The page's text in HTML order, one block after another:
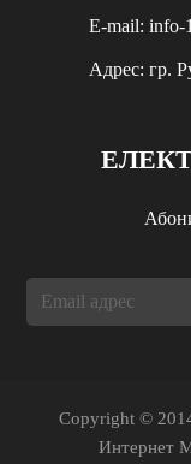
E-mail: info-
Aдрес: гр.
Copyright ©
Интернет